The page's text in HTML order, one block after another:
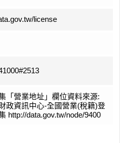
license
「營業地址」欄位資料來源:
政資訊中心-全國營業(稅籍)登
http://data.gov.tw/node/9400